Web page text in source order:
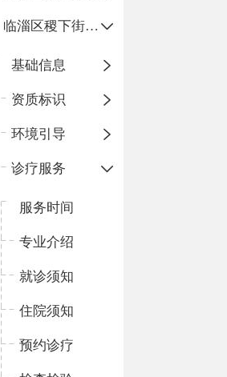
临淄区稷下街道淄江社区卫生服务中心
基础信息
资质标识
环境引导
诊疗服务
服务时间
专业介绍
就诊须知
住院须知
预约诊疗